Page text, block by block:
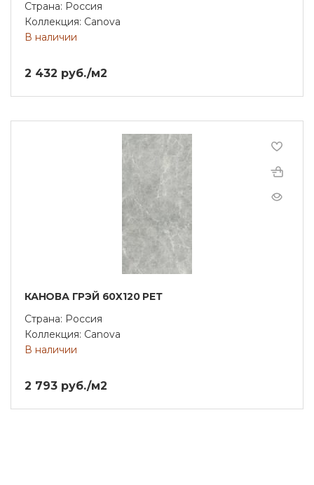
Страна: Россия
Коллекция: Canova
В наличии
2 432 руб./м2
КАНОВА ГРЭЙ 60X120 РЕТ
Страна: Россия
Коллекция: Canova
В наличии
2 793 руб./м2